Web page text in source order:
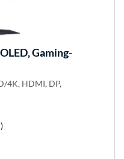
Gaming-
4K, HDMI, DP,